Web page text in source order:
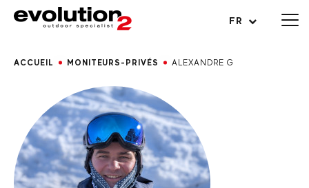
FR
Ouvrir le menu
ACCUEIL MONITEURS-PRIVÉS ALEXANDRE G